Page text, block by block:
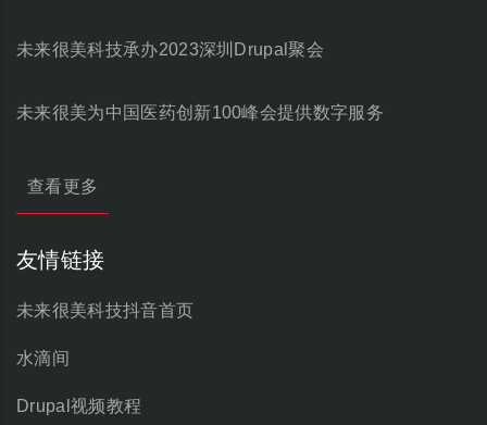
未来很美科技承办2023深圳Drupal聚会
未来很美为中国医药创新100峰会提供数字服务
查看更多
友情链接
未来很美科技抖音首页
水滴间
Drupal视频教程